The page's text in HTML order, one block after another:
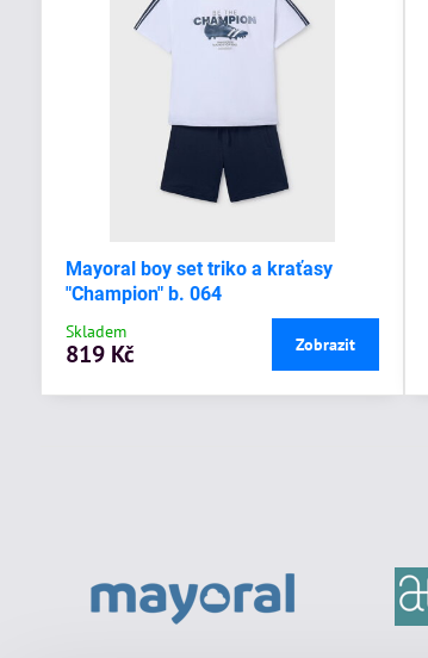
Mayoral boy set triko a kraťasy
"Champion" b. 064
Skladem
819 Kč Zobrazit